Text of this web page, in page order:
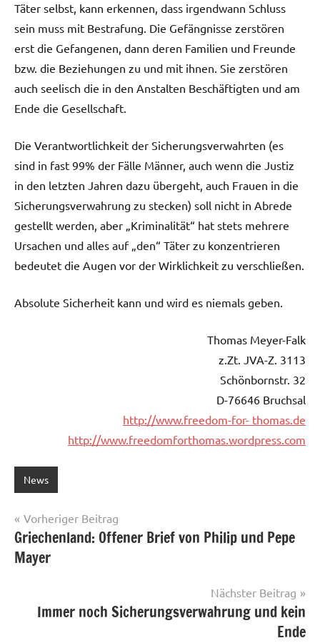
Täter selbst, kann erkennen, dass irgendwann Schluss
sein muss mit Bestrafung. Die Gefängnisse zerstören
erst die Gefangenen, dann deren Familien und Freunde
bzw. die Beziehungen zu und mit ihnen. Sie zerstören
auch seelisch die in den Anstalten Beschäftigten und am
Ende die Gesellschaft.
Die Verantwortlichkeit der Sicherungsverwahrten (es
sind in fast 99% der Fälle Männer, auch wenn die Justiz
in den letzten Jahren dazu übergeht, auch Frauen in die
Sicherungsverwahrung zu stecken) soll nicht in Abrede
gestellt werden, aber „Kriminalität“ hat stets mehrere
Ursachen und alles auf „den“ Täter zu konzentrieren
bedeutet die Augen vor der Wirklichkeit zu verschließen.
Absolute Sicherheit kann und wird es niemals geben.
Thomas Meyer-Falk
z.Zt. JVA-Z. 3113
Schönbornstr. 32
D-76646 Bruchsal
http://www.freedom-for- thomas.de
http://www.freedomforthomas.wordpress.com
News
Beitragsnavigation
Vorheriger Beitrag
Griechenland: Offener Brief von Philip und Pepe
Mayer
Nächster Beitrag
Immer noch Sicherungsverwahrung und kein
Ende